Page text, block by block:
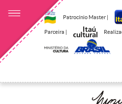
Patrocínio Master |
Parceira |